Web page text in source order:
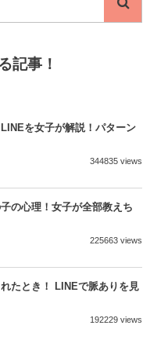
記事！
を女子が解説！パターン
344835 views
の心理！女子が全部教えち
225663 views
たとき！ LINEで脈ありを見
192229 views